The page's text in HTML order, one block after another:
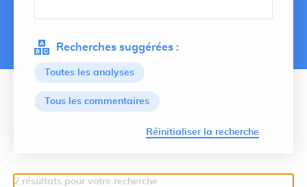
Recherches suggérées :
Toutes les analyses
Tous les commentaires
Réinitialiser la recherche
2 résultats pour votre recherche